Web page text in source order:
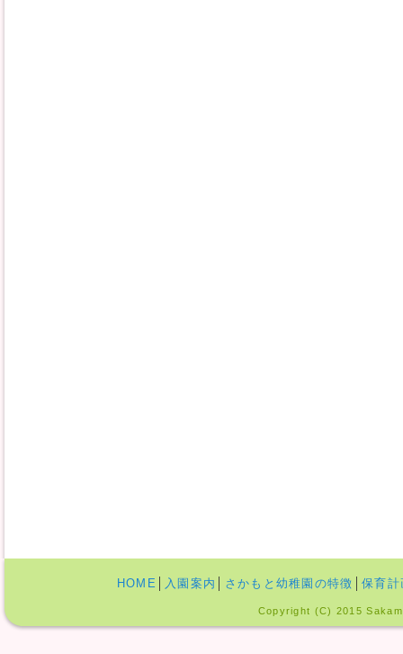
HOME 入園案内 さかもと幼稚園の特徴 保育計
Copyright (C) 2015